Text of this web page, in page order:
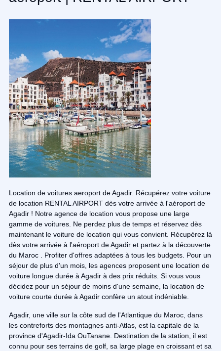
Location de voitures aeroport de Agadir. Récupérez votre voiture
de location RENTAL AIRPORT dès votre arrivée à l'aéroport de
Agadir ! Notre agence de location vous propose une large
gamme de voitures. Ne perdez plus de temps et réservez dès
maintenant le voiture de location qui vous convient. Récupérez là
dès votre arrivée à l'aéroport de Agadir et partez à la découverte
du Maroc . Profiter d'offres adaptées à tous les budgets. Pour un
séjour de plus d'un mois, les agences proposent une location de
voiture longue durée à Agadir à des prix réduits. Si vous vous
décidez pour un séjour de moins d'une semaine, la location de
voiture courte durée à Agadir confère un atout indéniable.
Agadir, une ville sur la côte sud de l'Atlantique du Maroc, dans
les contreforts des montagnes anti-Atlas, est la capitale de la
province d'Agadir-Ida OuTanane. Destination de la station, il est
connu pour ses terrains de golf, sa large plage en croissant et sa